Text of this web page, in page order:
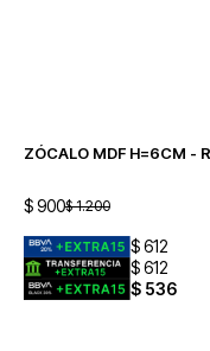
ZÓCALO MDF H=6CM -
$900$ 1.200
$612
$612
$ 536